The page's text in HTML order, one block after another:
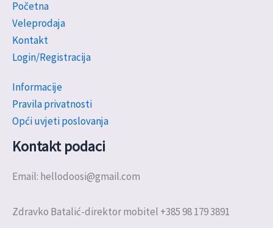
Početna
Veleprodaja
Kontakt
Login/Registracija
Informacije
Pravila privatnosti
Opći uvjeti poslovanja
Kontakt podaci
Email: hellodoosi@gmail.com
Zdravko Batalić-direktor mobitel +385 98 179 3891